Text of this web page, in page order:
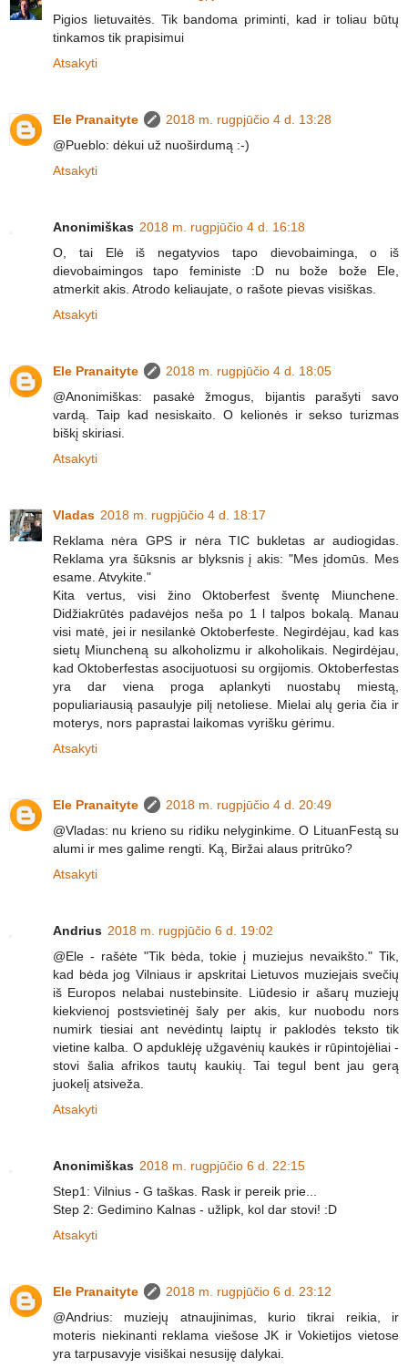
Pigios lietuvaitės. Tik bandoma priminti, kad ir toliau būtų
tinkamos tik prapisimui
Atsakyti
Ele Pranaityte
2018 m. rugpjūčio 4 d. 13:28
@Pueblo: dėkui už nuoširdumą :-)
Atsakyti
Anonimiškas 2018 m. rugpjūčio 4 d. 16:18
O, tai Elė iš negatyvios tapo dievobaiminga, o iš
dievobaimingos tapo feministe :D nu bože bože Ele,
atmerkit akis. Atrodo keliaujate, o rašote pievas visiškas.
Atsakyti
Ele Pranaityte
2018 m. rugpjūčio 4 d. 18:05
@Anonimiškas: pasakė žmogus, bijantis parašyti savo
vardą. Taip kad nesiskaito. O kelionės ir sekso turizmas
biškį skiriasi.
Atsakyti
Vladas 2018 m. rugpjūčio 4 d. 18:17
Reklama nėra GPS ir nėra TIC bukletas ar audiogidas.
Reklama yra šūksnis ar blyksnis į akis: "Mes įdomūs. Mes
esame. Atvykite."
Kita vertus, visi žino Oktoberfest šventę Miunchene.
Didžiakrūtės padavėjos neša po 1 l talpos bokalą. Manau
visi matė, jei ir nesilankė Oktoberfeste. Negirdėjau, kad kas
sietų Miuncheną su alkoholizmu ir alkoholikais. Negirdėjau,
kad Oktoberfestas asocijuotuosi su orgijomis. Oktoberfestas
yra dar viena proga aplankyti nuostabų miestą,
populiariausią pasaulyje pilį netoliese. Mielai alų geria čia ir
moterys, nors paprastai laikomas vyrišku gėrimu.
Atsakyti
Ele Pranaityte
2018 m. rugpjūčio 4 d. 20:49
@Vladas: nu krieno su ridiku nelyginkime. O LituanFestą su
alumi ir mes galime rengti. Ką, Biržai alaus pritrūko?
Atsakyti
Andrius 2018 m. rugpjūčio 6 d. 19:02
@Ele - rašėte "Tik bėda, tokie į muziejus nevaikšto." Tik,
kad bėda jog Vilniaus ir apskritai Lietuvos muziejais svečių
iš Europos nelabai nustebinsite. Liūdesio ir ašarų muziejų
kiekvienoj postsvietinėj šaly per akis, kur nuobodu nors
numirk tiesiai ant nevėdintų laiptų ir paklodės teksto tik
vietine kalba. O apduklėję užgavėnių kaukės ir rūpintojėliai -
stovi šalia afrikos tautų kaukių. Tai tegul bent jau gerą
juokelį atsiveža.
Atsakyti
Anonimiškas 2018 m. rugpjūčio 6 d. 22:15
Step1: Vilnius - G taškas. Rask ir pereik prie...
Step 2: Gedimino Kalnas - užlipk, kol dar stovi! :D
Atsakyti
Ele Pranaityte
2018 m. rugpjūčio 6 d. 23:12
@Andrius: muziejų atnaujinimas, kurio tikrai reikia, ir
moteris niekinanti reklama viešose JK ir Vokietijos vietose
yra tarpusavyje visiškai nesusiję dalykai.